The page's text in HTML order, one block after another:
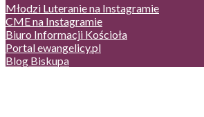
Młodzi Luteranie na Instagramie
CME na Instagramie
Biuro Informacji Kościoła
Portal ewangelicy.pl
Blog Biskupa